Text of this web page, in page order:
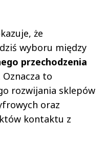
że
wyboru między
przechodzenia
Oznacza to
rozwijania sklepów
oraz
kontaktu z